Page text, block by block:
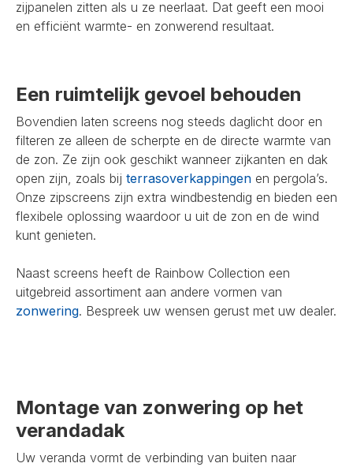
zijpanelen zitten als u ze neerlaat. Dat geeft een mooi
en efficiënt warmte- en zonwerend resultaat.
Een ruimtelijk gevoel behouden
Bovendien laten screens nog steeds daglicht door en
filteren ze alleen de scherpte en de directe warmte van
de zon. Ze zijn ook geschikt wanneer zijkanten en dak
open zijn, zoals bij terrasoverkappingen en pergola’s.
Onze zipscreens zijn extra windbestendig en bieden een
flexibele oplossing waardoor u uit de zon en de wind
kunt genieten.
Naast screens heeft de Rainbow Collection een
uitgebreid assortiment aan andere vormen van
zonwering. Bespreek uw wensen gerust met uw dealer.
Montage van zonwering op het
verandadak
Uw veranda vormt de verbinding van buiten naar